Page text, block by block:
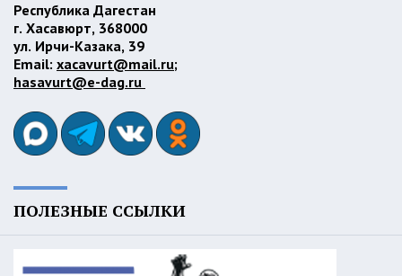
Республика Дагестан
г. Хасавюрт, 368000
ул. Ирчи-Казака, 39
Email: xacavurt@mail.ru;
hasavurt@e-dag.ru
ПОЛЕЗНЫЕ ССЫЛКИ